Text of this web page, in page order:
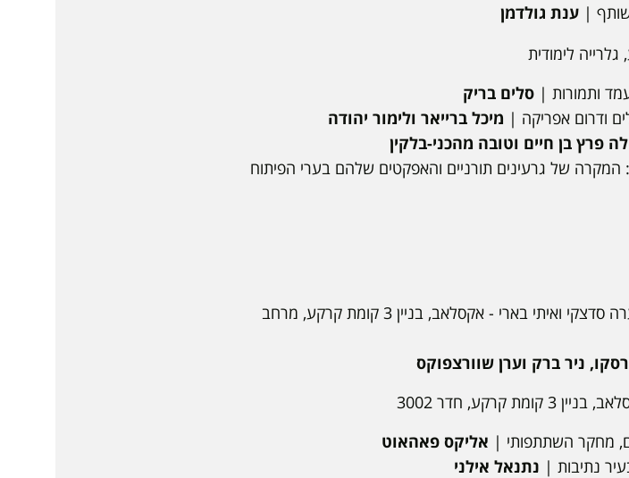
| ענת גולדמן
ותמורות | סלים בריק
ודרום אפריקה | מיכל ברייאר ולימור יהודה
פרץ בן חיים וטובה מהכני-בלקין
של גרעינים תורניים והאפקטים שלהם בערי הפיתוח
, יו"ר: יערה סדצקי ואיתי בארי - אקסלאב, בניין 3 קומת קרקע, מרחב
ניר ברק וערן שוורצפוקס
קרקע, חדר 3002
מחקר השתתפותי | אליקס פאהאוט
נתיבות | נתנאל אילני